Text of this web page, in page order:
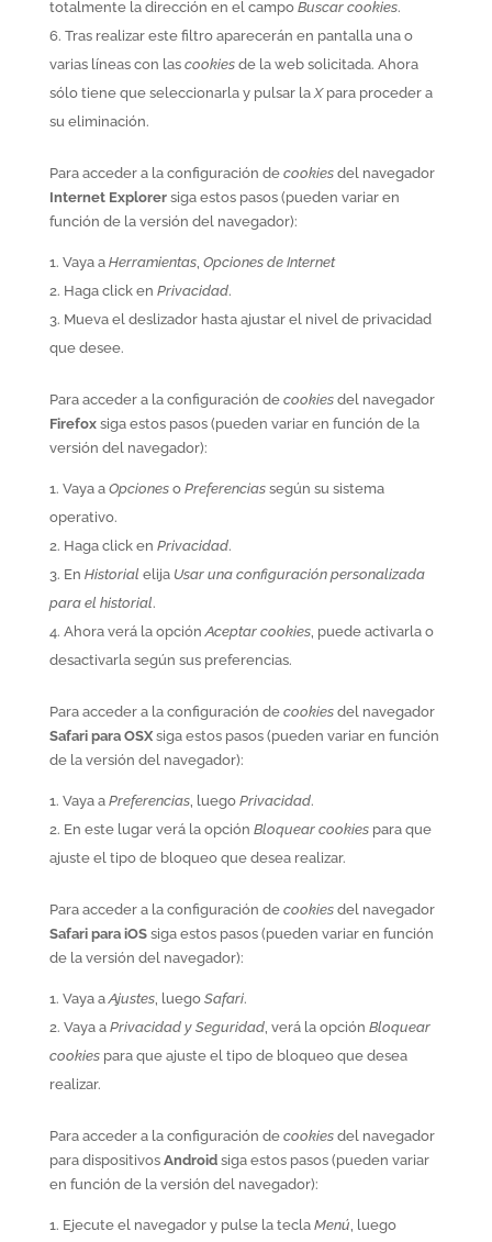
totalmente la dirección en el campo Buscar cookies.
Tras realizar este filtro aparecerán en pantalla una o
varias líneas con las cookiesde la web solicitada. Ahora
sólo tiene que seleccionarla y pulsar laXpara proceder a
su eliminación.
Para acceder a la configuración de cookiesdel navegador
Internet Explorersiga estos pasos (pueden variar en
función de la versión del navegador):
Vaya a Herramientas, Opciones de Internet
Haga click en Privacidad.
Mueva el deslizador hasta ajustar el nivel de privacidad
que desee.
Para acceder a la configuración de cookiesdel navegador
Firefoxsiga estos pasos (pueden variar en función de la
versión del navegador):
Vaya a Opcioneso Preferenciassegún su sistema
operativo.
Haga click en Privacidad.
En Historial elija Usar una configuración personalizada
para el historial.
Ahora verá la opciónAceptar cookies, puede activarla o
desactivarla según sus preferencias.
Para acceder a la configuración de cookiesdel navegador
Safari para OSXsiga estos pasos (pueden variar en función
de la versión del navegador):
Vaya a Preferencias, luego Privacidad.
En este lugar verá la opción Bloquear cookiespara que
ajuste el tipo de bloqueo que desea realizar.
Para acceder a la configuración de cookiesdel navegador
Safari para iOSsiga estos pasos (pueden variar en función
de la versión del navegador):
Vaya aAjustes, luego Safari.
Vaya a Privacidad y Seguridad, verá la opción Bloquear
cookiespara que ajuste el tipo de bloqueo que desea
realizar.
Para acceder a la configuración de cookiesdel navegador
para dispositivos Androidsiga estos pasos (pueden variar
en función de la versión del navegador):
Ejecute el navegador y pulse la tecla Menú, luego